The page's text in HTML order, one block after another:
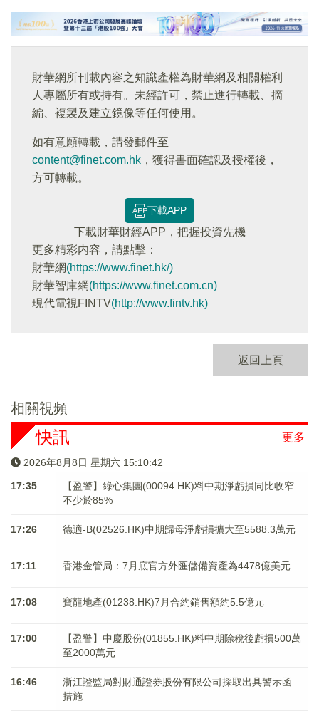
財華網所刊載內容之知識產權為財華網及相關權利
人專屬所有或持有。未經許可，禁止進行轉載、摘
編、複製及建立鏡像等任何使用。
如有意願轉載，請發郵件至
content@finet.com.hk ，獲得書面確認及授權後，
方可轉載。
下載APP
下載財華財經APP，把握投資先機
更多精彩内容，請點擊：
財華網(https://www.finet.hk/)
財華智庫網(https://www.finet.com.cn)
現代電視FINTV(http://www.fintv.hk)
返回上頁
相關視頻
更多
快訊
2026年8月8日 星期六 15:10:42
17:35
【盈警】綠心集團(00094.HK)料中期淨虧損同比收窄
不少於85%
17:26 德適-B(02526.HK)中期歸母淨虧損擴大至5588.3萬元
17:11 香港金管局：7月底官方外匯儲備資產為4478億美元
17:08 寶龍地產(01238.HK)7月合約銷售額約5.5億元
17:00
【盈警】中慶股份(01855.HK)料中期除稅後虧損500萬
至2000萬元
16:46
浙江證監局對財通證券股份有限公司採取出具警示函
措施